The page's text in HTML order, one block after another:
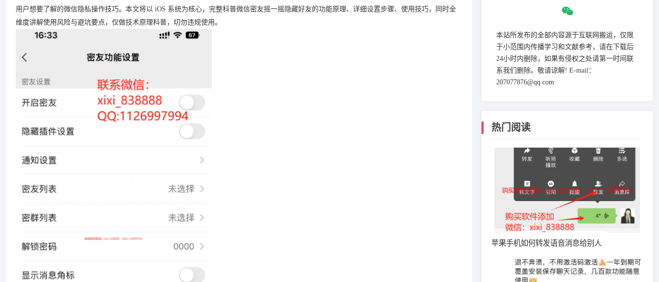
用户想要了解的微信隐私操作技巧。本文将以 iOS 系统为核心，完整科普微信密友摇一摇隐藏好友的功能原理、详细设置步骤、使用技巧，同时全
维度讲解使用风险与避坑要点，仅做技术原理科普，切勿违规使用。
本站所发布的全部内容源于互联网搬运，仅限
于小范围内传播学习和文献参考，请在下载后
24小时内删除，如果有侵权之处请第一时间联
系我们删除。敬请谅解! E-mail：
207077876@qq.com
热门阅读
苹果手机如何转发语音消息给别人